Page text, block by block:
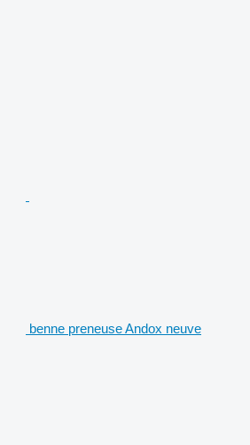
benne preneuse Andox neuve